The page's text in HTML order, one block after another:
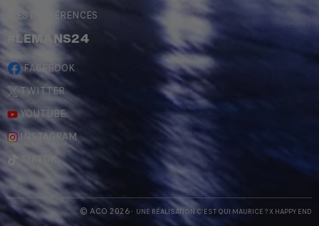
MES PRÉFÉRENCES
#LEMANS24
FACEBOOK
TWITTER
YOUTUBE
INSTAGRAM
TIKTOK
© ACO 2026- UNE RÉALISATION C'EST QUI MAURICE ? X HAPPY END